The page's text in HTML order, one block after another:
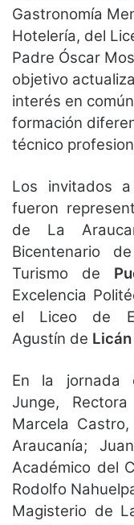
Gastronomía
Hotelería, del
Padre Óscar
objetivo
interés en
formación
técnico
Los invitados
fueron
de La
Bicentenario
Turismo de
Excelencia
el Liceo de
Agustín de Licán
En la jornada
Junge,
Marcela
Araucanía;
Académico del
Rodolfo
Magisterio de